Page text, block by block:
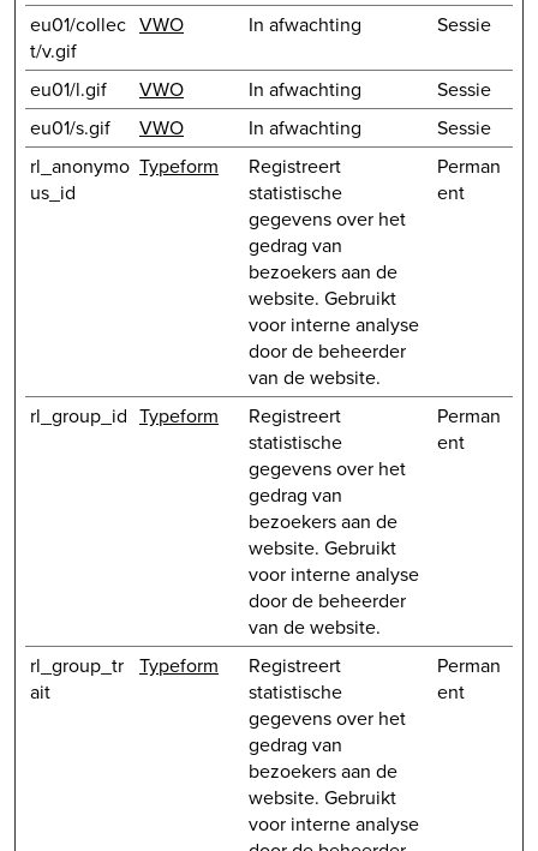
eu01/collec
t/v.gif
VWO In afwachting Sessie
eu01/l.gif VWO In afwachting
Sessie
eu01/s.gif
VWO In afwachting
Sessie
rl_anonymo
us_id
Typeform
Registreert
statistische
gegevens over het
gedrag van
bezoekers aan de
website. Gebruikt
voor interne analyse
door de beheerder
van de website.
Perman
ent
rl_group_id Typeform
Registreert
statistische
gegevens over het
gedrag van
bezoekers aan de
website. Gebruikt
voor interne analyse
door de beheerder
van de website.
Perman
ent
rl_group_tr
ait
Typeform
Registreert
statistische
gegevens over het
gedrag van
bezoekers aan de
website. Gebruikt
voor interne analyse
Perman
ent